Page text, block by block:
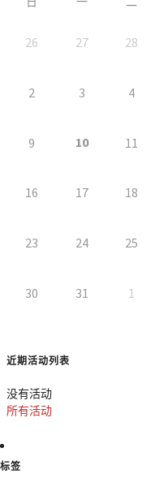
26 27 28
2 3 4
9 10 11
16 17 18
23 24 25
30 31 1
近期活动列表
没有活动
所有活动
标签